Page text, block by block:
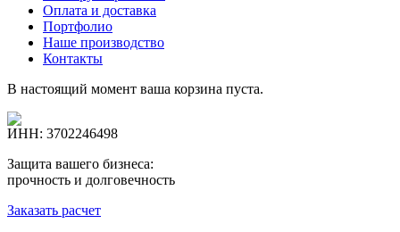
Оплата и доставка
Портфолио
Наше производство
Контакты
В настоящий момент ваша корзина пуста.
ИНН: 3702246498
Защита вашего бизнеса:
прочность и долговечность
Заказать расчет